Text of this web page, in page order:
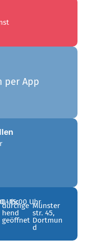
per App
Uhr Uhr
durchge
hend
geöffnet
Münster
str. 45,
Dortmun
d